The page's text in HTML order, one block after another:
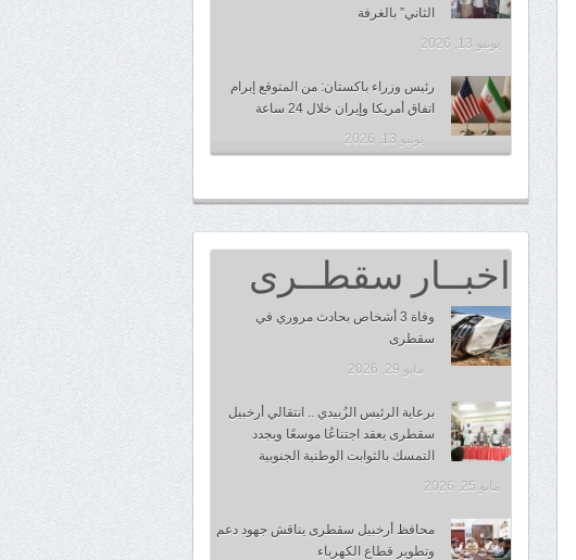
الثاني” بالغرفة
يونيو 13, 2026
رئيس وزراء باكستان: من المتوقع إبرام
اتفاق أمريكا وإيران خلال 24 ساعة
يونيو 13, 2026
اخبــار سقطــرى
وفاة 3 أشخاص بحادث مروري في
سقطرى
مايو 29, 2026
برعاية الرئيس الزُبيدي .. انتقالي أرخبيل
سقطرى يعقد اجتناعُا موسعًا ويجدد
التمسك بالثوابت الوطنية الجنوبية
مايو 25, 2026
محافظ أرخبيل سقطرى يناقش جهود دعم
وتطوير قطاع الكهرباء